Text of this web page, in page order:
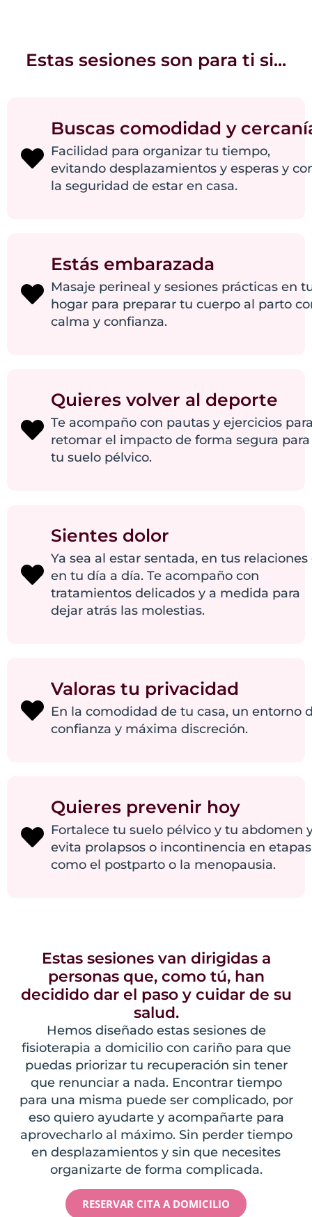
Estas sesiones son para ti si...
Buscas comodidad y
Facilidad para organizar tu tiempo,
evitando desplazamientos y esperas y
la seguridad de estar en casa.
Estás embarazada
Masaje perineal y sesiones prácticas en
hogar para preparar tu cuerpo al parto
calma y confianza.
Quieres volver al deporte
Te acompaño con pautas y ejercicios
retomar el impacto de forma segura para
tu suelo pélvico.
Sientes dolor
Ya sea al estar sentada, en tus relaciones
en tu día a día. Te acompaño con
tratamientos delicados y a medida para
dejar atrás las molestias.
Valoras tu privacidad
En la comodidad de tu casa, un entorno
confianza y máxima discreción.
Quieres prevenir hoy
Fortalece tu suelo pélvico y tu abdomen
evita prolapsos o incontinencia en etapas
como el postparto o la menopausia.
Estas sesiones van dirigidas a
personas que, como tú, han
decidido dar el paso y cuidar de su
salud.
Hemos diseñado estas sesiones de
fisioterapia a domicilio con cariño para que
puedas priorizar tu recuperación sin tener
que renunciar a nada. Encontrar tiempo
para una misma puede ser complicado, por
eso quiero ayudarte y acompañarte para
aprovecharlo al máximo. Sin perder tiempo
en desplazamientos y sin que necesites
organizarte de forma complicada.
RESERVAR CITA A DOMICILIO